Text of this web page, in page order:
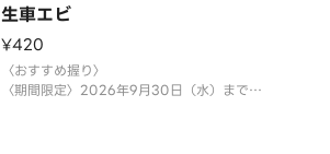
生車エビ
¥420
〈おすすめ握り〉
〈期間限定〉2026年9月30日（水）まで